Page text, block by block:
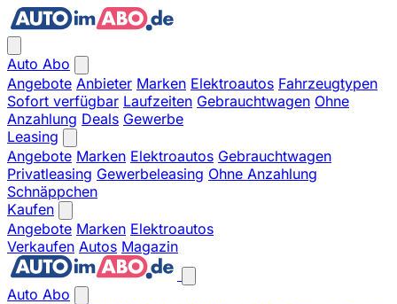
Auto Abo
Angebote Anbieter Marken Elektroautos Fahrzeugtypen
Sofort verfügbar Laufzeiten Gebrauchtwagen Ohne
Anzahlung Deals Gewerbe
Leasing
Angebote Marken Elektroautos Gebrauchtwagen
Privatleasing Gewerbeleasing Ohne Anzahlung
Schnäppchen
Kaufen
Angebote Marken Elektroautos
Verkaufen Autos Magazin
Auto Abo